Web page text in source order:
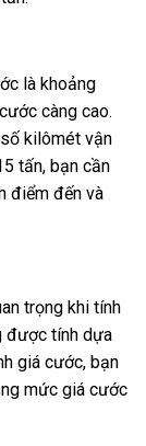
là khoảng
càng cao.
kilômét vận
tấn, bạn cần
điểm đến và
trọng khi tính
được tính dựa
giá cước, bạn
mức giá cước